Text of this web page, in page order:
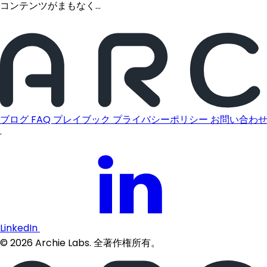
コンテンツがまもなく...
ブログ FAQ プレイブック プライバシーポリシー お問い合わせ
·
LinkedIn
©2026Archie Labs. 全著作権所有。